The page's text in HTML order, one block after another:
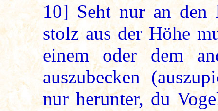
10] Seht nur an den
stolz aus der Höhe
einem oder dem
auszubecken
nur herunter, du